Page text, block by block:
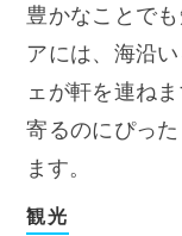
豊かなことで
アには、海沿
ェが軒を連ね
寄るのにぴっ
ます。
観光